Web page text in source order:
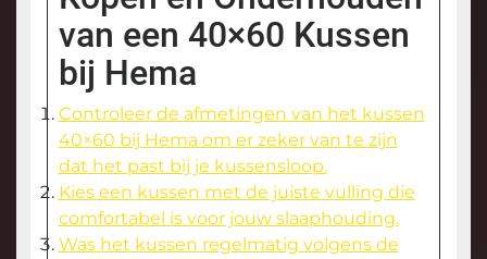
van een 40×60 Kussen
bij Hema
Controleer de afmetingen van het kussen
40×60 bij Hema om er zeker van te zijn
dat het past bij je kussensloop.
Kies een kussen met de juiste vulling die
comfortabel is voor jouw slaaphouding.
Was het kussen regelmatig volgens de